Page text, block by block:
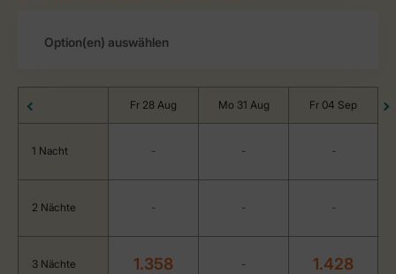
Fr 28 Aug Mo 31 Aug Fr 04 Sep
1 Nacht - - -
2 Nächte - - -
3 Nächte 1.358 - 1.428